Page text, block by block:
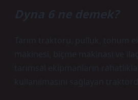
Dyna 6 ne demek?
Tarım traktörü, pulluk, tohum
makinesi, biçme makinası ve
tarımsal ekipmanların rahatlıkla
kullanılmasını sağlayan